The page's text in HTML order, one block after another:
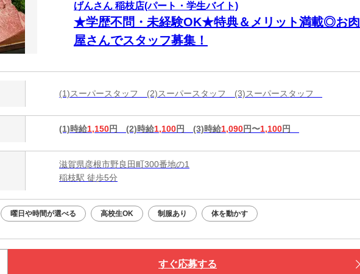
げんさん 稲枝店(パート・学生バイト)
★学歴不問・未経験OK★特典＆メリット満載◎お肉
屋さんでスタッフ募集！
(1)スーパースタッフ (2)スーパースタッフ (3)スーパースタッフ
(1)時給1,150円 (2)時給1,100円 (3)時給1,090円〜1,100円
滋賀県彦根市野良田町300番地の1
稲枝駅 徒歩5分
曜日や時間が選べる 高校生OK 制服あり 体を動かす
すぐ応募する